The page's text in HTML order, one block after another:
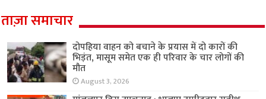
ताज़ा समाचार
दोपहिया वाहन को बचाने के प्रयास में दो कारों की
भिड़ंत, मासूम समेत एक ही परिवार के चार लोगों की
मौत
August 3, 2026